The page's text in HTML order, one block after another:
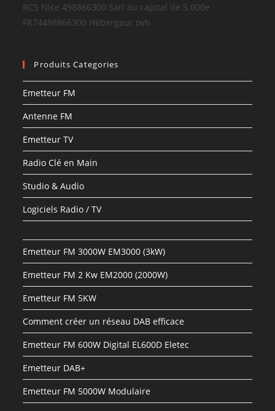
RCS Nice 498866300 Sarl au capital de 5.000e
FR74498866300 Hébergeur ovh
Produits Categories
Emetteur FM
Antenne FM
Emetteur TV
Radio Clé en Main
Studio & Audio
Logiciels Radio / TV
Emetteur FM 3000W EM3000 (3kW)
Emetteur FM 2 Kw EM2000 (2000W)
Emetteur FM 5KW
Comment créer un réseau DAB efficace
Emetteur FM 600W Digital EL600D Eletec
Emetteur DAB+
Emetteur FM 5000W Modulaire